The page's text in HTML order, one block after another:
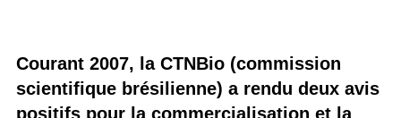
Courant 2007, la CTNBio (commission
scientifique brésilienne) a rendu deux avis
positifs pour la commercialisation et la